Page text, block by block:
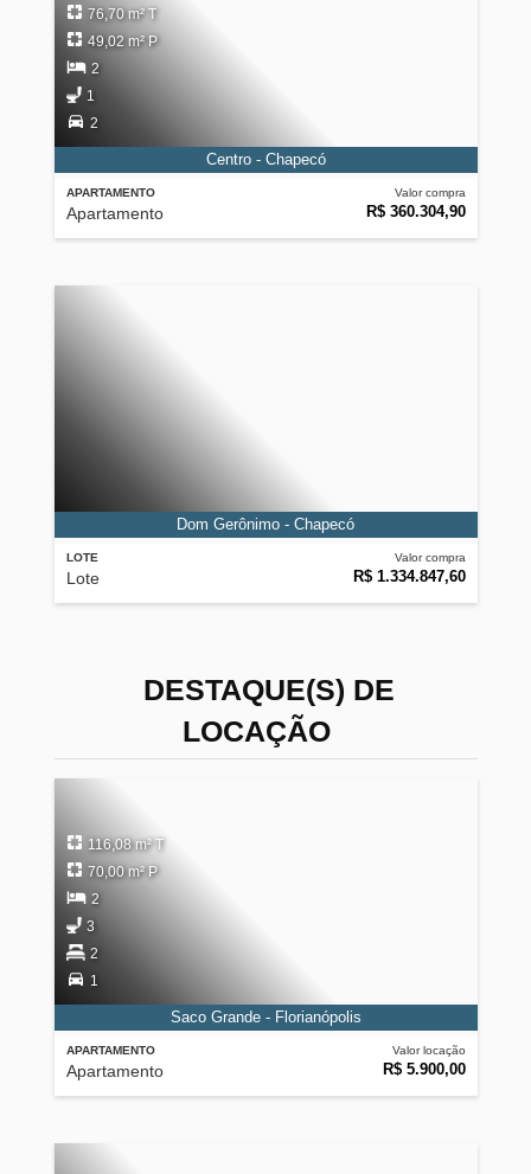
APARTAMENTO
Apartamento
Valor compra
R$ 360.304,90
76,70 m² T
49,02 m² P
2
1
2
Centro - Chapecó
LOTE
Lote
Valor compra
R$ 1.334.847,60
Dom Gerônimo - Chapecó
DESTAQUE(S) DE
LOCAÇÃO
APARTAMENTO
Apartamento
Valor locação
R$ 5.900,00
116,08 m² T
70,00 m² P
2
3
2
1
Saco Grande - Florianópolis